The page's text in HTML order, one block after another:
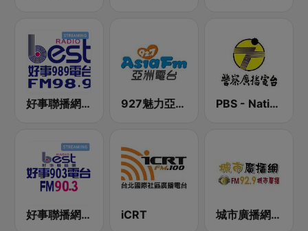
好事聯播網 Best Radio FM98.9 927魅力亞洲 Asia FM 亞洲電台 PBS - National Transportation
好事聯播網 Best Radio FM90.3 iCRT 城市廣播網 FM 92.9 城市廣播